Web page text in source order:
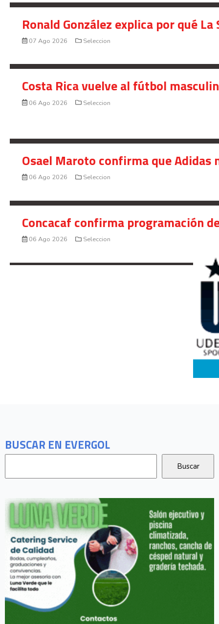
BUSCAR EN EVERGOL
Ronald González explica por qué
07 Ago 2026 Seleccion
Costa Rica vuelve al fútbol
06 Ago 2026 Seleccion
Osael Maroto confirma que Adidas
06 Ago 2026 Seleccion
Concacaf confirma programación
06 Ago 2026 Seleccion